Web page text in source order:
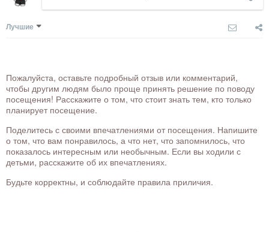
Лучшие
Пожалуйста, оставьте подробный отзыв или комментарий,
чтобы другим людям было проще принять решение по поводу
посещения! Расскажите о том, что стоит знать тем, кто только
планирует посещение.
Поделитесь с своими впечатлениями от посещения. Напишите
о том, что вам понравилось, а что нет, что запомнилось, что
показалось интересным или необычным. Если вы ходили с
детьми, расскажите об их впечатлениях.
Будьте корректны, и соблюдайте правила приличия.